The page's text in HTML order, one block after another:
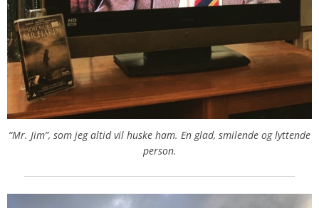
“Mr. Jim”, som jeg altid vil huske ham. En glad, smilende og lyttende
person.